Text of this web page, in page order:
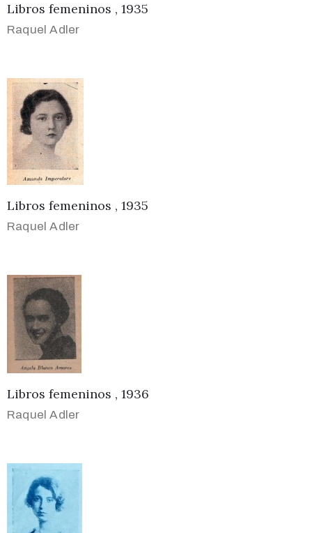
Libros femeninos , 1935
Raquel Adler
Libros femeninos , 1935
Raquel Adler
Libros femeninos , 1936
Raquel Adler